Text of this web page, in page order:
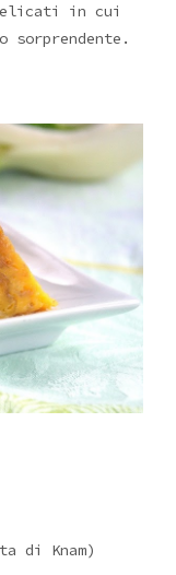
in cui
sorprendente.
di Knam)